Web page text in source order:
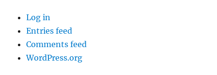
Log in
Entries feed
Comments feed
WordPress.org